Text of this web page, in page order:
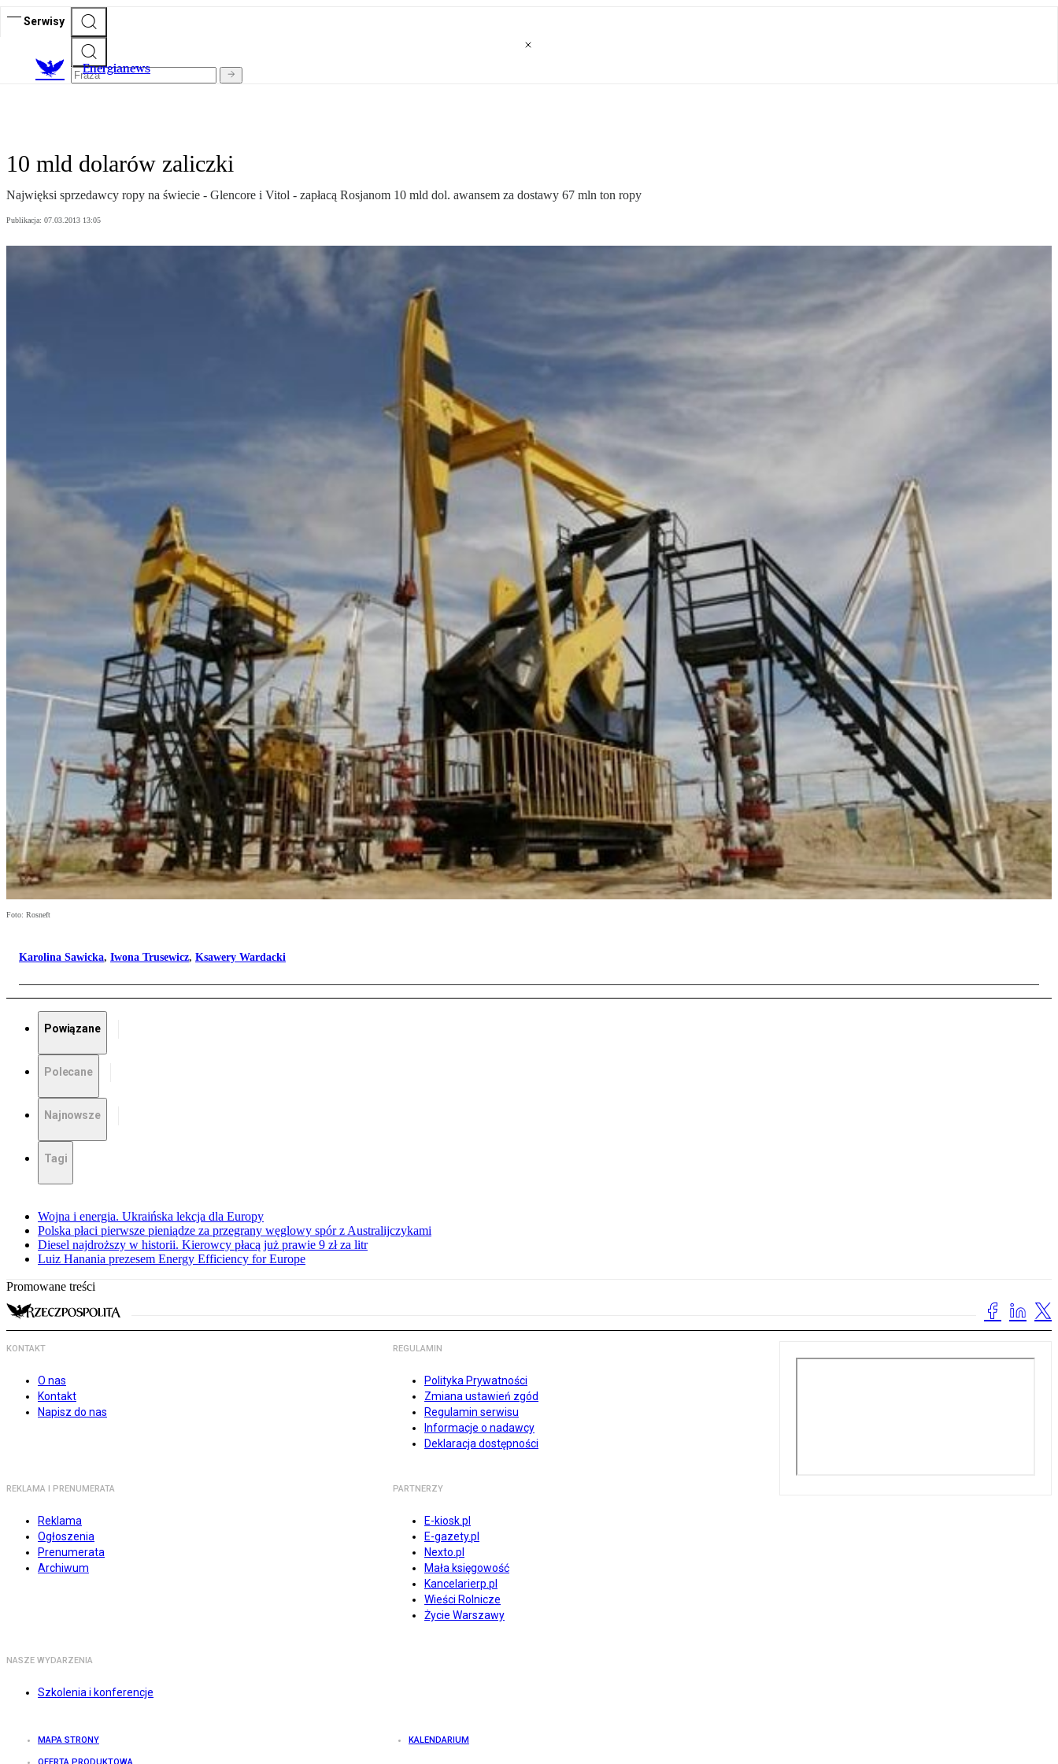
Serwisy
Energianews
10 mld dolarów zaliczki
Najwięksi sprzedawcy ropy na świecie - Glencore i Vitol - zapłacą Rosjanom 10 mld dol. awansem za dostawy 67 mln ton ropy
Publikacja: 07.03.2013 13:05
Foto: Rosneft
Karolina Sawicka, Iwona Trusewicz, Ksawery Wardacki
Powiązane
Polecane
Najnowsze
Tagi
Wojna i energia. Ukraińska lekcja dla Europy
Polska płaci pierwsze pieniądze za przegrany węglowy spór z Australijczykami
Diesel najdroższy w historii. Kierowcy płacą już prawie 9 zł za litr
Luiz Hanania prezesem Energy Efficiency for Europe
Promowane treści
KONTAKT
O nas
Kontakt
Napisz do nas
REGULAMIN
Polityka Prywatności
Zmiana ustawień zgód
Regulamin serwisu
Informacje o nadawcy
Deklaracja dostępności
REKLAMA I PRENUMERATA
Reklama
Ogłoszenia
Prenumerata
Archiwum
PARTNERZY
E-kiosk.pl
E-gazety.pl
Nexto.pl
Mała księgowość
Kancelarierp.pl
Wieści Rolnicze
Życie Warszawy
NASZE WYDARZENIA
Szkolenia i konferencje
MAPA STRONY KALENDARIUM